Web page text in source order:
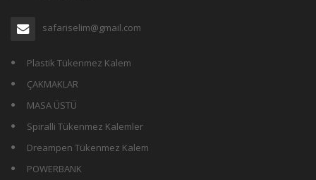
safariselim@gmail.com
Plastik Tükenmez Kalem
ÇAKMAKLAR
MASA ÜSTÜ
Spiralli Tükenmez Kalemler
Dreampen Tükenmez Kalem
POWERBANK